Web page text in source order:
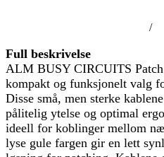
/
Full beskrivelse
ALM BUSY CIRCUITS
kompakt og funksjonelt valg
Disse små, men sterke
pålitelig ytelse og optimal
ideell for koblinger mellom
lyse gule fargen gir en lett